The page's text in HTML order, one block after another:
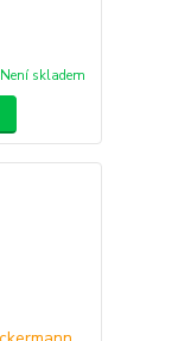
Není skladem